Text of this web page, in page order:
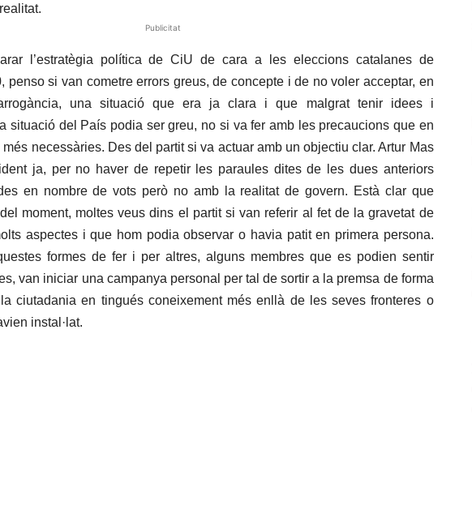
Publicitat
l’estratègia política de CiU de cara a les eleccions catalanes de
penso si van cometre errors greus, de concepte i de no voler acceptar, en
una situació que era ja clara i que malgrat tenir idees i
situació del País podia ser greu, no si va fer amb les precaucions que en
necessàries. Des del partit si va actuar amb un objectiu clar. Artur Mas
ja, per no haver de repetir les paraules dites de les dues anteriors
en nombre de vots però no amb la realitat de govern. Està clar que
moment, moltes veus dins el partit si van referir al fet de la gravetat de
aspectes i que hom podia observar o havia patit en primera persona.
formes de fer i per altres, alguns membres que es podien sentir
van iniciar una campanya personal per tal de sortir a la premsa de forma
ciutadania en tingués coneixement més enllà de les seves fronteres o
instal·lat.